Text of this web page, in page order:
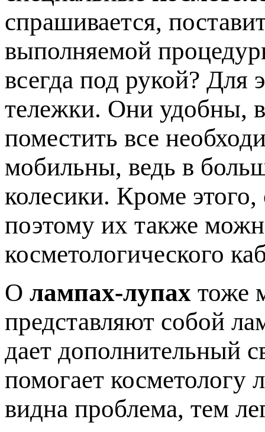
спрашивается,
выполняемой
всегда под рукой? Для
тележки. Они удобны,
поместить все
мобильны, ведь в
колесики. Кроме
поэтому их также
косметологического
О лампах-лупах тоже
представляют собой
дает дополнительный
помогает косметологу
видна проблема, тем